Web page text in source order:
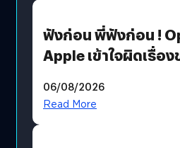
ฟังก่อน พี่ฟังก่อน !
Apple เข้าใจผิดเรื่อง
06/08/2026
Read More